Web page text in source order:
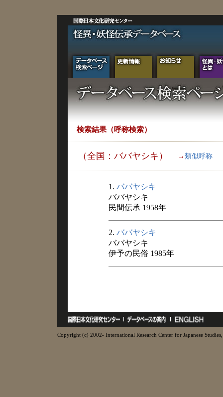
検索結果（呼称検索）
（全国：ババヤシキ） → 類似呼称
1. ババヤシキ
ババヤシキ
民間伝承 1958年
2. ババヤシキ
ババヤシキ
伊予の民俗 1985年
Copyright (c) 2002- International Research Center for Japanese